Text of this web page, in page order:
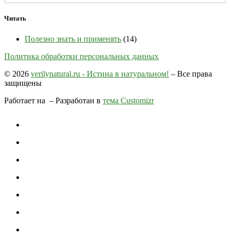
Читать
Полезно знать и применять (14)
Политика обработки персональных данных
© 2026 verilynatural.ru - Истина в натуральном! – Все права
защищены
Работает на – Разработан в тема Customizr